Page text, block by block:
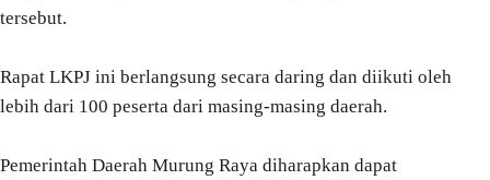
tersebut.
Rapat LKPJ ini berlangsung secara daring dan diikuti oleh
lebih dari 100 peserta dari masing-masing daerah.
Pemerintah Daerah Murung Raya diharapkan dapat